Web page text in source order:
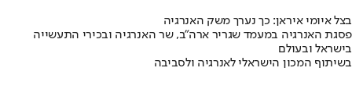
בצל איומי איראן: כך נערך משק האנרגיה
פסגת האנרגיה במעמד שגריר ארה"ב, שר האנרגיה ובכירי התעשייה
בישראל ובעולם
בשיתוף המכון הישראלי לאנרגיה ולסביבה